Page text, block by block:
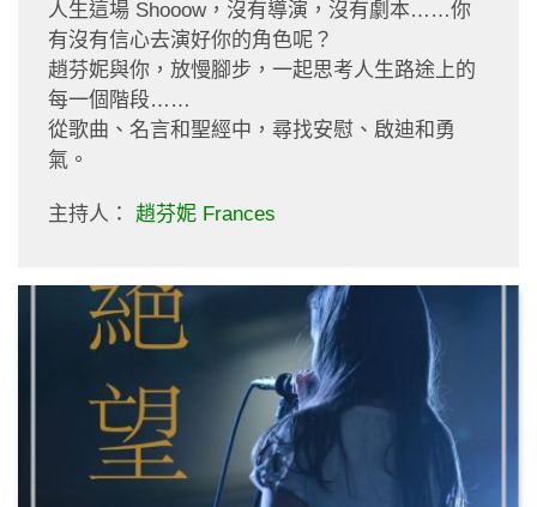
人生這場 Shooow，沒有導演，沒有劇本……你
有沒有信心去演好你的角色呢？
趙芬妮與你，放慢腳步，一起思考人生路途上的
每一個階段……
從歌曲、名言和聖經中，尋找安慰、啟迪和勇
氣。
主持人： 趙芬妮 Frances